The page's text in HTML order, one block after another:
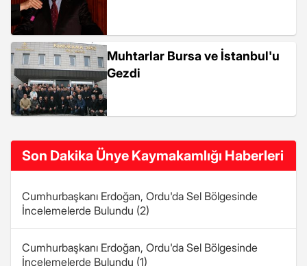
Muhtarlar Bursa ve İstanbul'u
Gezdi
Son Dakika Ünye Kaymakamlığı Haberleri
Cumhurbaşkanı Erdoğan, Ordu'da Sel Bölgesinde
İncelemelerde Bulundu (2)
Cumhurbaşkanı Erdoğan, Ordu'da Sel Bölgesinde
İncelemelerde Bulundu (1)